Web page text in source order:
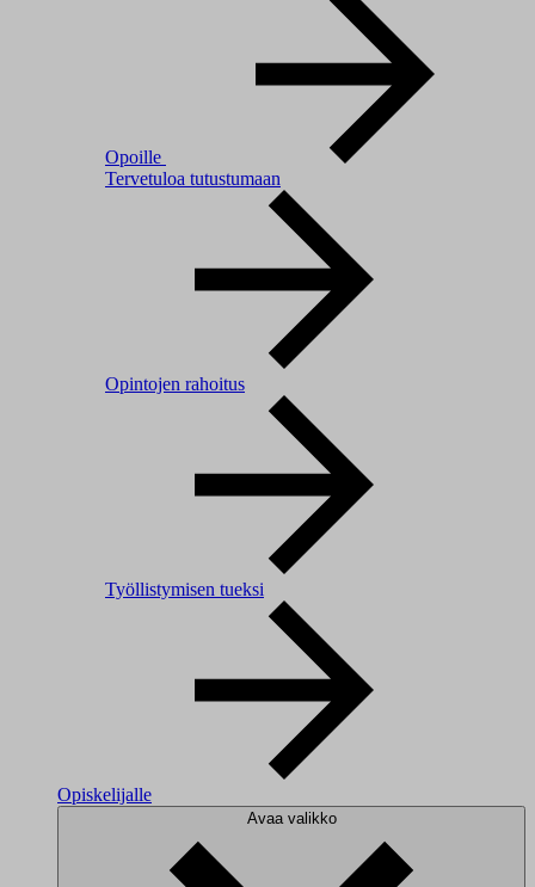
Opoille
Tervetuloa tutustumaan
Opintojen rahoitus
Työllistymisen tueksi
Opiskelijalle
Avaa valikko